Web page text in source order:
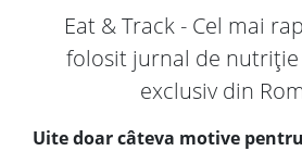
Eat & Track - Cel mai
folosit jurnal de
exclusiv din
Uite doar câteva motive